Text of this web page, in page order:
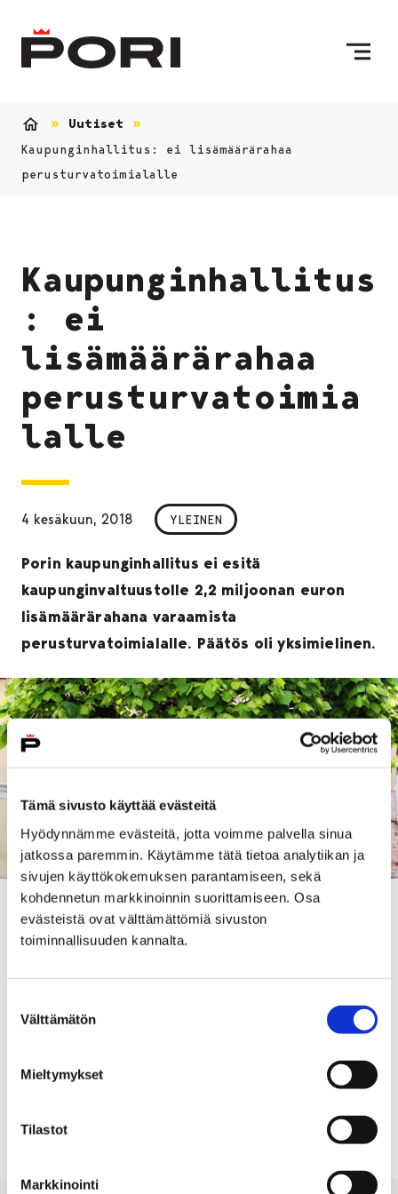
Tämä sivusto käyttää evästeitä
Hyödynnämme evästeitä, jotta voimme palvella sinua
jatkossa paremmin. Käytämme tätä tietoa analytiikan ja
sivujen käyttökokemuksen parantamiseen, sekä
kohdennetun markkinoinnin suorittamiseen. Osa
evästeistä ovat välttämättömiä sivuston
toiminnallisuuden kannalta.
valinta
Välttämätön
Mieltymykset
Tilastot
Markkinointi
Uutiset
Kaupunginhallitus: ei lisämäärärahaa
perusturvatoimialalle
Kaupunginhallitus
: ei
lisämäärärahaa
perusturvatoimia
lalle
4 kesäkuun, 2018 YLEINEN
Porin kaupunginhallitus ei esitä
kaupunginvaltuustolle 2,2 miljoonan euron
lisämäärärahana varaamista
perusturvatoimialalle. Päätös oli yksimielinen.
Kaupunginhallitus edellyttää, että perusturvatoimiala
toteuttaa perusturvajohtajan perusturvalautakunnalle
pysymiseksi.
Porin kaupunginhallitus käsitteli asiaa kokouksessaan